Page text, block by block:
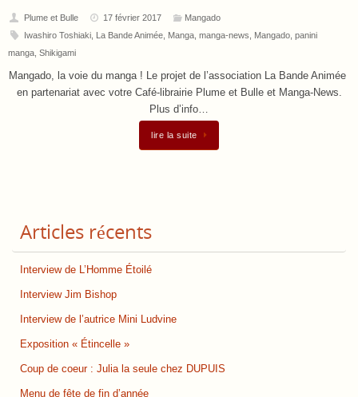
Plume et Bulle 17 février 2017
Mangado
Iwashiro Toshiaki, La Bande Animée, Manga, manga-news Mangado, panini
manga Shikigami
Mangado, la voie du manga ! Le projet de l’association La Bande Animée
en partenariat avec votre Café-librairie Plume et Bulle et Manga-News.
Plus d’info…
lire la suite
Articles récents
Interview de L’Homme Étoilé
Interview Jim Bishop
Interview de l’autrice Mini Ludvine
Exposition « Étincelle »
Coup de coeur : Julia la seule chez DUPUIS
Menu de fête de fin d’année